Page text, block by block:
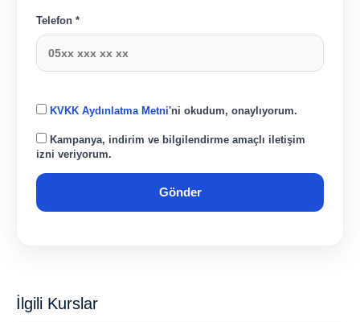
İlgili Kurslar
Telefon *
KVKK Aydınlatma Metni'ni okudum, onaylıyorum.
Kampanya, indirim ve bilgilendirme amaçlı iletişim
izni veriyorum.